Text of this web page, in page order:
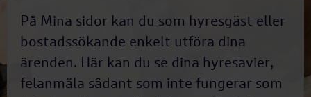
På Mina sidor kan du som hyresgäst eller
bostadssökande enkelt utföra dina
ärenden. Här kan du se dina hyresavier,
felanmäla sådant som inte fungerar som